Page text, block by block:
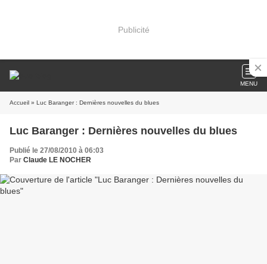
Publicité
MENU
Accueil » Luc Baranger : Dernières nouvelles du blues
Luc Baranger : Dernières nouvelles du blues
Publié le 27/08/2010 à 06:03
Par Claude LE NOCHER